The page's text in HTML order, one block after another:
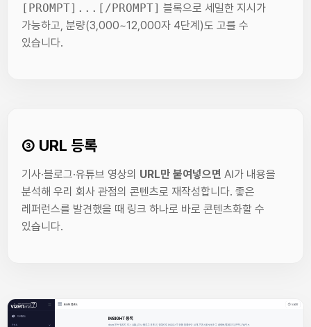
[PROMPT]...[/PROMPT] 블록으로 세밀한 지시가
가능하고, 분량(3,000~12,000자 4단계)도 고를 수
있습니다.
③ URL 등록
기사·블로그·유튜브 영상의 URL만 붙여넣으면 AI가 내용을
분석해 우리 회사 관점의 콘텐츠로 재작성합니다. 좋은
레퍼런스를 발견했을 때 링크 하나로 바로 콘텐츠화할 수
있습니다.